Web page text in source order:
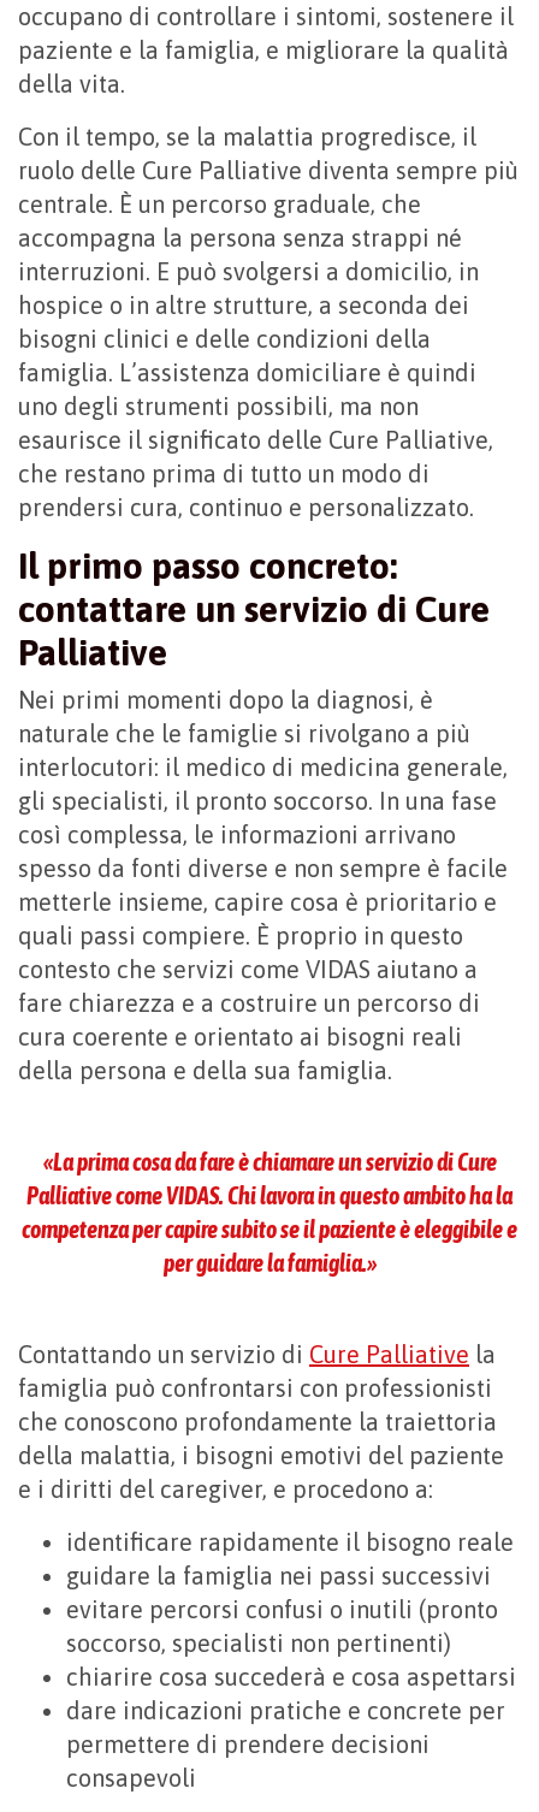
occupano di controllare i sintomi, sostenere il
paziente e la famiglia, e migliorare la qualità
della vita.
Con il tempo, se la malattia progredisce, il
ruolo delle Cure Palliative diventa sempre più
centrale. È un percorso graduale, che
accompagna la persona senza strappi né
interruzioni. E può svolgersi a domicilio, in
hospice o in altre strutture, a seconda dei
bisogni clinici e delle condizioni della
famiglia. L’assistenza domiciliare è quindi
uno degli strumenti possibili, ma non
esaurisce il significato delle Cure Palliative,
che restano prima di tutto un modo di
prendersi cura, continuo e personalizzato.
Il primo passo concreto:
contattare un servizio di Cure
Palliative
Nei primi momenti dopo la diagnosi, è
naturale che le famiglie si rivolgano a più
interlocutori: il medico di medicina generale,
gli specialisti, il pronto soccorso. In una fase
così complessa, le informazioni arrivano
spesso da fonti diverse e non sempre è facile
metterle insieme, capire cosa è prioritario e
quali passi compiere. È proprio in questo
contesto che servizi come VIDAS aiutano a
fare chiarezza e a costruire un percorso di
cura coerente e orientato ai bisogni reali
della persona e della sua famiglia.
«La prima cosa da fare è chiamare un servizio di Cure
Palliativecome VIDAS.Chi lavora in questo ambito ha la
competenza per capire subito se il paziente è eleggibile e
per guidare la famiglia.»
Contattando un servizio di Cure Palliative la
famiglia può confrontarsi con professionisti
che conoscono profondamente la traiettoria
della malattia, i bisogni emotivi del paziente
e i diritti del caregiver, e procedono a:
identificare rapidamente il bisogno reale
guidare la famiglia nei passi successivi
evitare percorsi confusi o inutili (pronto
soccorso, specialisti non pertinenti)
chiarire cosa succederà e cosa aspettarsi
dare indicazioni pratiche e concrete per
permettere di prendere decisioni
consapevoli